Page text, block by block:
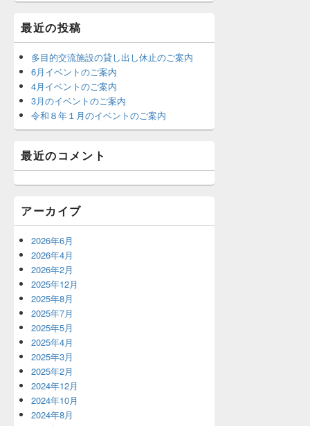
最近の投稿
多目的交流施設の貸し出し休止のご案内
6月イベントのご案内
4月イベントのご案内
3月のイベントのご案内
令和８年１月のイベントのご案内
最近のコメント
アーカイブ
2026年6月
2026年4月
2026年2月
2025年12月
2025年8月
2025年7月
2025年5月
2025年4月
2025年3月
2025年2月
2024年12月
2024年10月
2024年8月